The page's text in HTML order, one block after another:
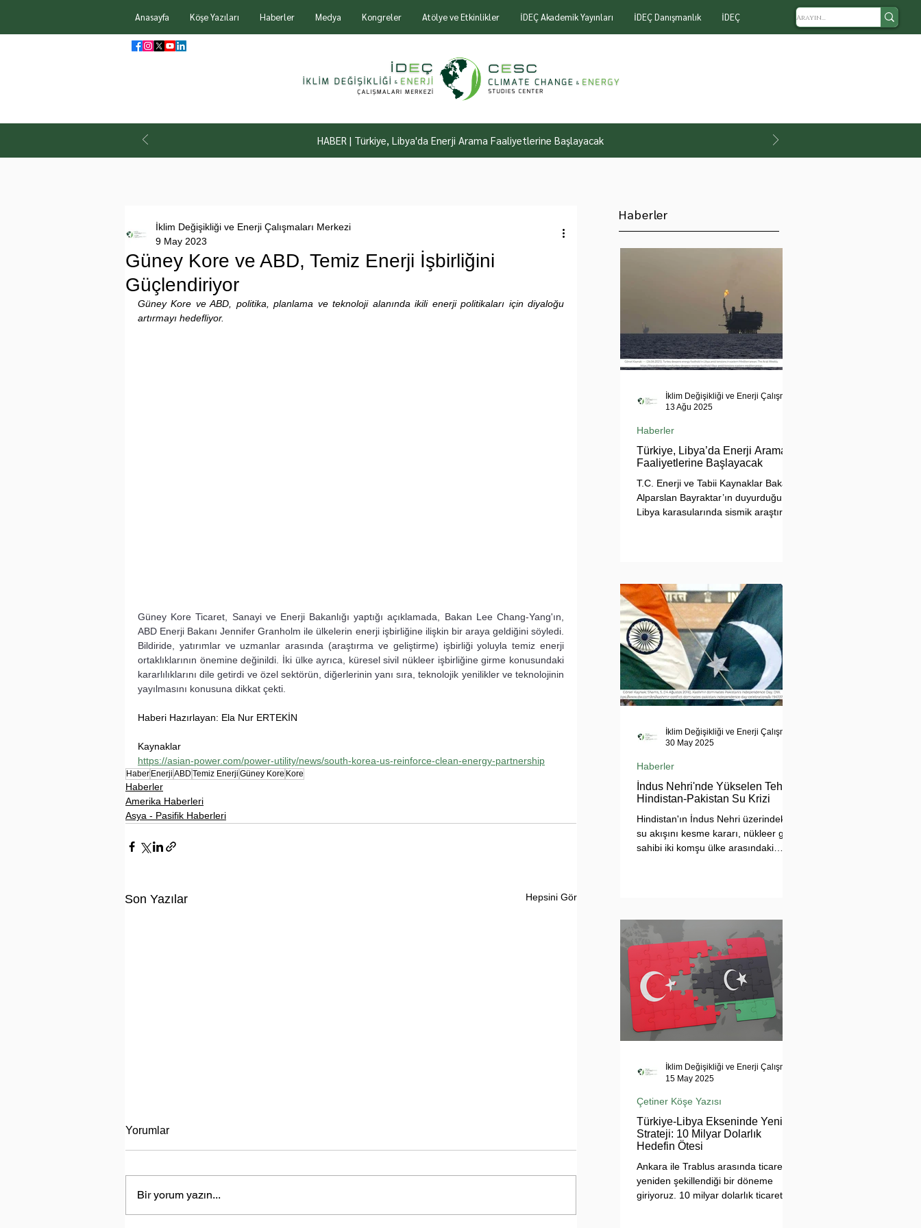
Anasayfa Köşe Yazıları Haberler Medya Kongreler Atölye ve Etkinlikler İDEÇ Akademik Yayınları İDEÇ Danışmanlık İDEÇ
HABER | Türkiye, Libya'da Enerji Arama Faaliyetlerine Başlayacak
Güney Kore ve ABD, Temiz Enerji İşbirliğini
Güçlendiriyor
İklim Değişikliği ve Enerji Çalışmaları Merkezi
9 May 2023
Güney Kore ve ABD, politika, planlama ve teknoloji alanında ikili enerji politikaları için diyaloğu
artırmayı hedefliyor.
Güney Kore Ticaret, Sanayi ve Enerji Bakanlığı yaptığı açıklamada, Bakan Lee Chang-Yang'ın,
ABD Enerji Bakanı Jennifer Granholm ile ülkelerin enerji işbirliğine ilişkin bir araya geldiğini söyledi.
Bildiride, yatırımlar ve uzmanlar arasında (araştırma ve geliştirme) işbirliği yoluyla temiz enerji
ortaklıklarının önemine değinildi. İki ülke ayrıca, küresel sivil nükleer işbirliğine girme konusundaki
kararlılıklarını dile getirdi ve özel sektörün, diğerlerinin yanı sıra, teknolojik yenilikler ve teknolojinin
yayılmasını konusuna dikkat çekti.
Haberi Hazırlayan: Ela Nur ERTEKİN
Kaynaklar
https://asian-power.com/power-utility/news/south-korea-us-reinforce-clean-energy-partnership
Haber Enerji ABD Temiz Enerji Güney Kore Kore
Haberler
Amerika Haberleri
Asya - Pasifik Haberleri
Son Yazılar Hepsini Gör
Yorumlar
Bir yorum yazın...
Haberler
Türkiye, Libya’da Enerji Arama
Faaliyetlerine Başlayacak
T.C. Enerji ve Tabii Kaynaklar Bakanı
Alparslan Bayraktar’ın duyurduğu
Libya karasularında sismik araştırma
Haberler
13 Ağu 2025
İndus Nehri'nde Yükselen Tehdit:
Hindistan-Pakistan Su Krizi
Hindistan'ın İndus Nehri üzerindeki
su akışını kesme kararı, nükleer güç
sahibi iki komşu ülke arasındaki
suyu teminini ve enerji güvenliğini
tehdit ediyor. Uzmanlar, suyun
çatışma değil, işbirliği aracı olması
gerektiğini vurgularken, krizin
bölgesel barışı ve çevresel güvenliği
tehdit ettiğine dikkat çekiyor.
Haberler
30 May 2025
Türkiye-Libya Ekseninde Yeni
Strateji: 10 Milyar Dolarlık
Hedefin Ötesi
Ankara ile Trablus arasında ticaretin
yeniden şekillendiği bir döneme
giriyoruz. 10 milyar dolarlık ticaret
Çetiner Köşe Yazısı
15 May 2025